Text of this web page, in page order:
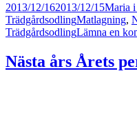
Postat
2013/12/162013/12/15Maria i
TrädgårdsodlingTaggar
Matlagning,
TrädgårdsodlingLämna en
Nästa års Årets